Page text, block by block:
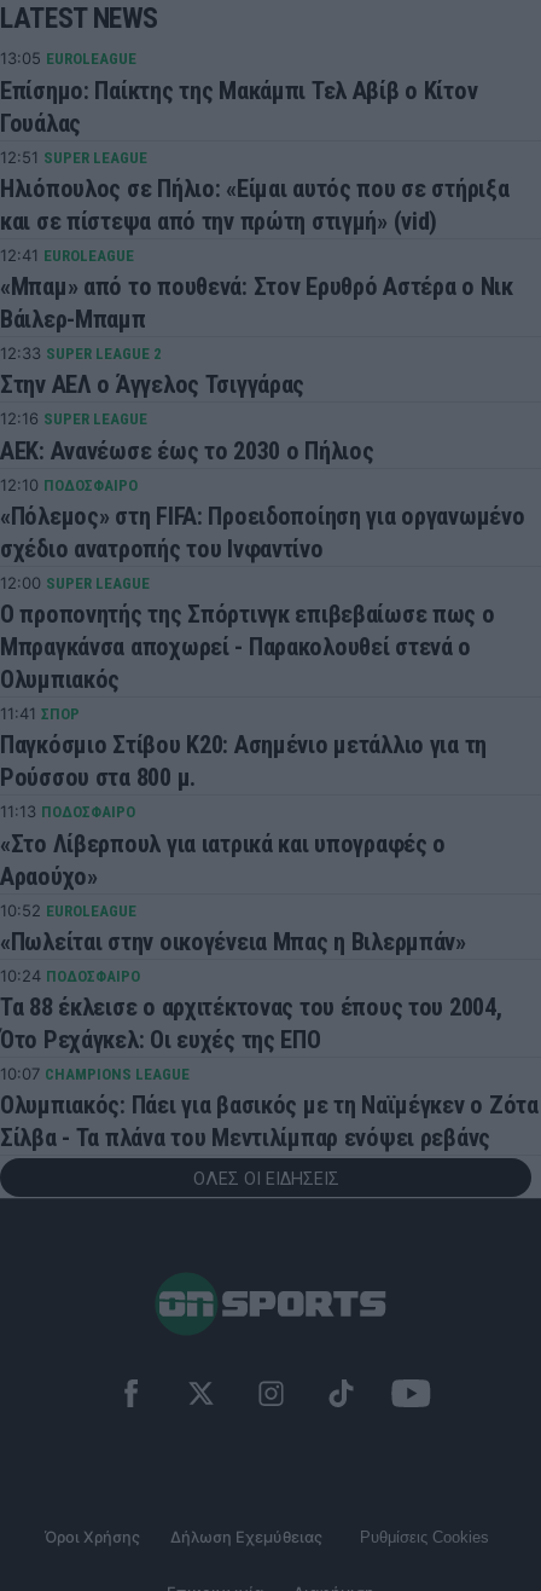
LATEST NEWS
13:05 EUROLEAGUE
Επίσημο: Παίκτης της Μακάμπι Τελ Αβίβ ο Κίτον
Γουάλας
12:51 SUPER LEAGUE
Ηλιόπουλος σε Πήλιο: «Είμαι αυτός που σε στήριξα
και σε πίστεψα από την πρώτη στιγμή» (vid)
12:41 EUROLEAGUE
«Μπαμ» από το πουθενά: Στον Ερυθρό Αστέρα ο Νικ
Βάιλερ-Μπαμπ
12:33 SUPER LEAGUE 2
Στην ΑΕΛ ο Άγγελος Τσιγγάρας
12:16 SUPER LEAGUE
ΑΕΚ: Ανανέωσε έως το 2030 ο Πήλιος
12:10 ΠΟΔΟΣΦΑΙΡΟ
«Πόλεμος» στη FIFA: Προειδοποίηση για οργανωμένο
σχέδιο ανατροπής του Ινφαντίνο
12:00 SUPER LEAGUE
Ο προπονητής της Σπόρτινγκ επιβεβαίωσε πως ο
Μπραγκάνσα αποχωρεί - Παρακολουθεί στενά ο
Ολυμπιακός
11:41 ΣΠΟΡ
Παγκόσμιο Στίβου Κ20: Ασημένιο μετάλλιο για τη
Ρούσσου στα 800 μ.
11:13 ΠΟΔΟΣΦΑΙΡΟ
«Στο Λίβερπουλ για ιατρικά και υπογραφές ο
Αραούχο»
10:52 EUROLEAGUE
«Πωλείται στην οικογένεια Μπας η Βιλερμπάν»
10:24 ΠΟΔΟΣΦΑΙΡΟ
Τα 88 έκλεισε ο αρχιτέκτονας του έπους του 2004,
Ότο Ρεχάγκελ: Οι ευχές της ΕΠΟ
10:07 CHAMPIONS LEAGUE
Ολυμπιακός: Πάει για βασικός με τη Ναϊμέγκεν ο Ζότα
Σίλβα - Τα πλάνα του Μεντιλίμπαρ ενόψει ρεβάνς
ΟΛΕΣ ΟΙ ΕΙΔΗΣΕΙΣ
Όροι Χρήσης Δήλωση Εχεμύθειας Ρυθμίσεις Cookies